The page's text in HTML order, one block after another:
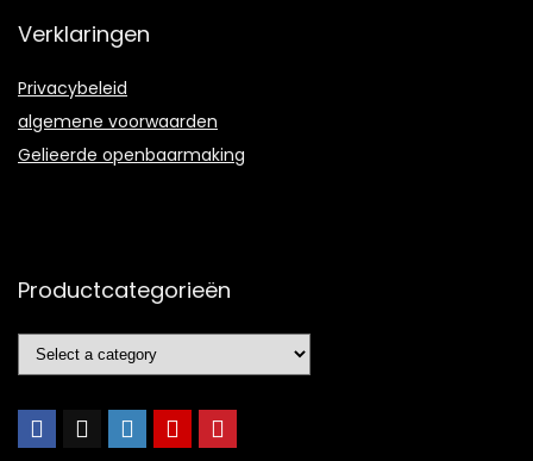
Verklaringen
Privacybeleid
algemene voorwaarden
Gelieerde openbaarmaking
Productcategorieën